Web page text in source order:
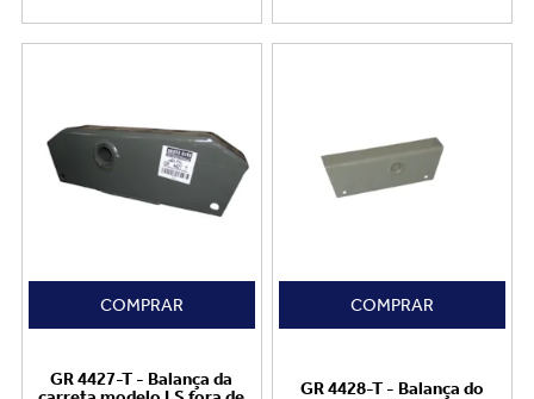
COMPRAR
GR 4427-T - Balança da
COMPRAR
GR 4428-T - Balança do